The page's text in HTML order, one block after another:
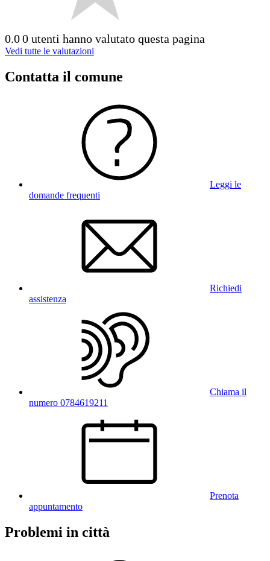
0.00 utenti hanno valutato questa pagina
Vedi tutte le valutazioni
Contatta il comune
Leggi le
domande frequenti
Richiedi
assistenza
Chiama il
numero 0784619211
Prenota
appuntamento
Problemi in città